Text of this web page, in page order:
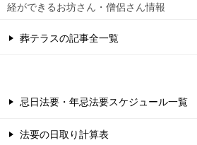
経ができるお坊さん・僧侶さん情報
葬テラスの記事全一覧
忌日法要・年忌法要スケジュール一覧
法要の日取り計算表